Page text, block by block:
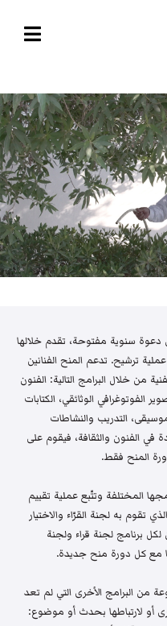
دعوة سنوية مفتوحة، تقدم خلالها
ترشيح. تدعم المنح الفنانين
من خلال البرامج التالية: الفنون
الفوتوغرافي الوثائقي، الكتابات
التدريب والنشاطات
في الفنون والثقافة، فيقوم على
المنح فقط.
1500 طلب عبر برامجها المختلفة وتتّبع عملية تقييم
تقوم به لجنة القرّاء والاختيار
برنامج لجنة قراء ولجنة
مع كل دورة منح جديدة.
من البرامج الأخرى التي لم تعد
أو لارتباطها بحدث أو موضوع: